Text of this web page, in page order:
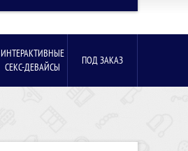
ИНТЕРАКТИВНЫЕ
СЕКС-ДЕВАЙСЫ
ПОД ЗАКАЗ